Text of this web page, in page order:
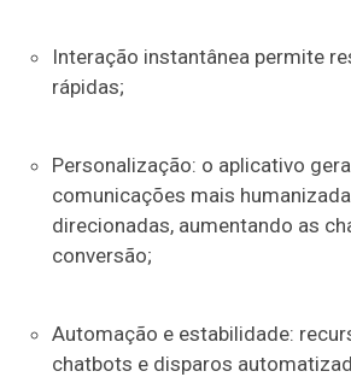
Interação instantânea permite
rápidas;
Personalização: o aplicativo gera
comunicações mais
direcionadas, aumentando as
conversão;
Automação e estabilidade:
chatbots e disparos